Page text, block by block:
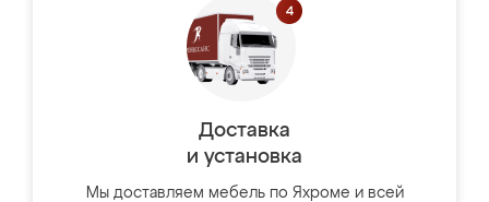
Доставка
и установка
Мы доставляем мебель по Яхроме и всей